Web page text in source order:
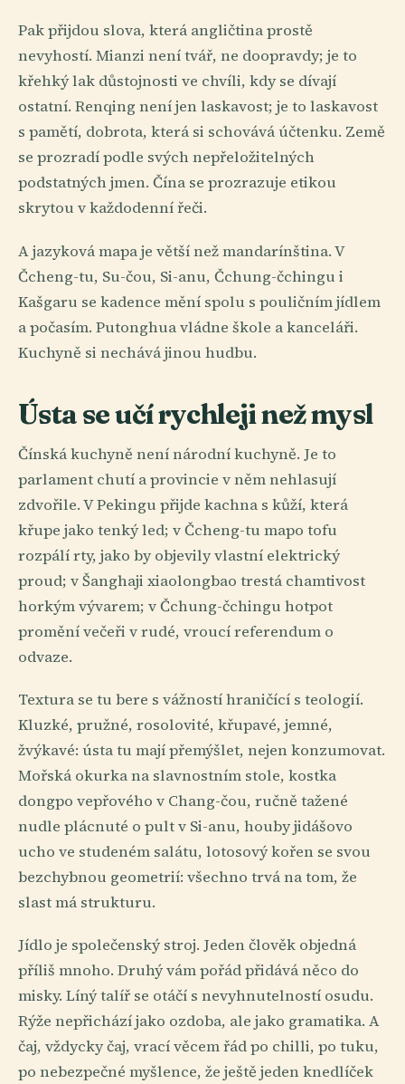
Pak přijdou slova, která angličtina prostě
nevyhostí. Mianzi není tvář, ne doopravdy; je to
křehký lak důstojnosti ve chvíli, kdy se dívají
ostatní. Renqing není jen laskavost; je to laskavost
s pamětí, dobrota, která si schovává účtenku. Země
se prozradí podle svých nepřeložitelných
podstatných jmen. Čína se prozrazuje etikou
skrytou v každodenní řeči.
A jazyková mapa je větší než mandarínština. V
Čcheng-tu, Su-čou, Si-anu, Čchung-čchingu i
Kašgaru se kadence mění spolu s pouličním jídlem
a počasím. Putonghua vládne škole a kanceláři.
Kuchyně si nechává jinou hudbu.
Ústa se učí rychleji než mysl
Čínská kuchyně není národní kuchyně. Je to
parlament chutí a provincie v něm nehlasují
zdvořile. V Pekingu přijde kachna s kůží, která
křupe jako tenký led; v Čcheng-tu mapo tofu
rozpálí rty, jako by objevily vlastní elektrický
proud; v Šanghaji xiaolongbao trestá chamtivost
horkým vývarem; v Čchung-čchingu hotpot
promění večeři v rudé, vroucí referendum o
odvaze.
Textura se tu bere s vážností hraničící s teologií.
Kluzké, pružné, rosolovité, křupavé, jemné,
žvýkavé: ústa tu mají přemýšlet, nejen konzumovat.
Mořská okurka na slavnostním stole, kostka
dongpo vepřového v Chang-čou, ručně tažené
nudle plácnuté o pult v Si-anu, houby jidášovo
ucho ve studeném salátu, lotosový kořen se svou
bezchybnou geometrií: všechno trvá na tom, že
slast má strukturu.
Jídlo je společenský stroj. Jeden člověk objedná
příliš mnoho. Druhý vám pořád přidává něco do
misky. Líný talíř se otáčí s nevyhnutelností osudu.
Rýže nepřichází jako ozdoba, ale jako gramatika. A
čaj, vždycky čaj, vrací věcem řád po chilli, po tuku,
po nebezpečné myšlence, že ještě jeden knedlíček